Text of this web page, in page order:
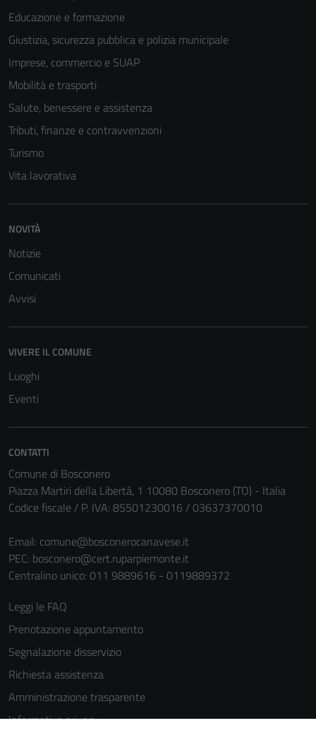
Educazione e formazione
Giustizia, sicurezza pubblica e polizia municipale
Imprese, commercio e SUAP
Mobilità e trasporti
Salute, benessere e assistenza
Tributi, finanze e contravvenzioni
Turismo
Vita lavorativa
NOVITÀ
Notizie
Comunicati
Avvisi
VIVERE IL COMUNE
Luoghi
Eventi
CONTATTI
Comune di Bosconero
Piazza Martiri della Libertà, 1 10080 Bosconero (TO) - Italia
Codice fiscale / P. IVA: 85501230016 / 03637370010
Email: comune@bosconerocanavese.it
PEC: bosconero@cert.ruparpiemonte.it
Centralino unico: 011 9889616 - 0119889372
Leggi le FAQ
Prenotazione appuntamento
Segnalazione disservizio
Richiesta assistenza
Amministrazione trasparente
Informativa privacy